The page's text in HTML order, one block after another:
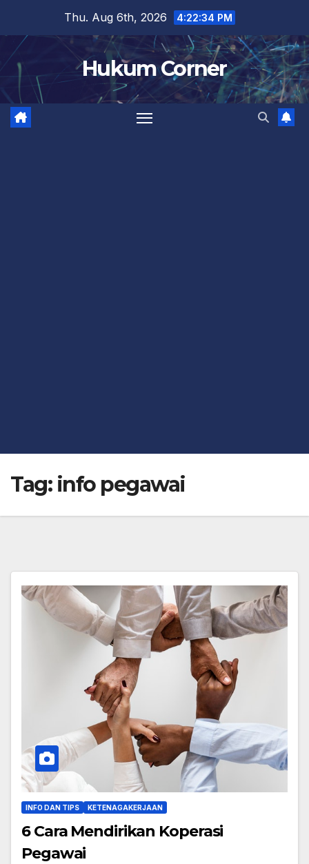
content
Thu. Aug 6th, 2026 4:22:35 PM
Hukum Corner
Tag: info pegawai
INFO DAN TIPS KETENAGAKERJAAN
6 Cara Mendirikan Koperasi
Pegawai